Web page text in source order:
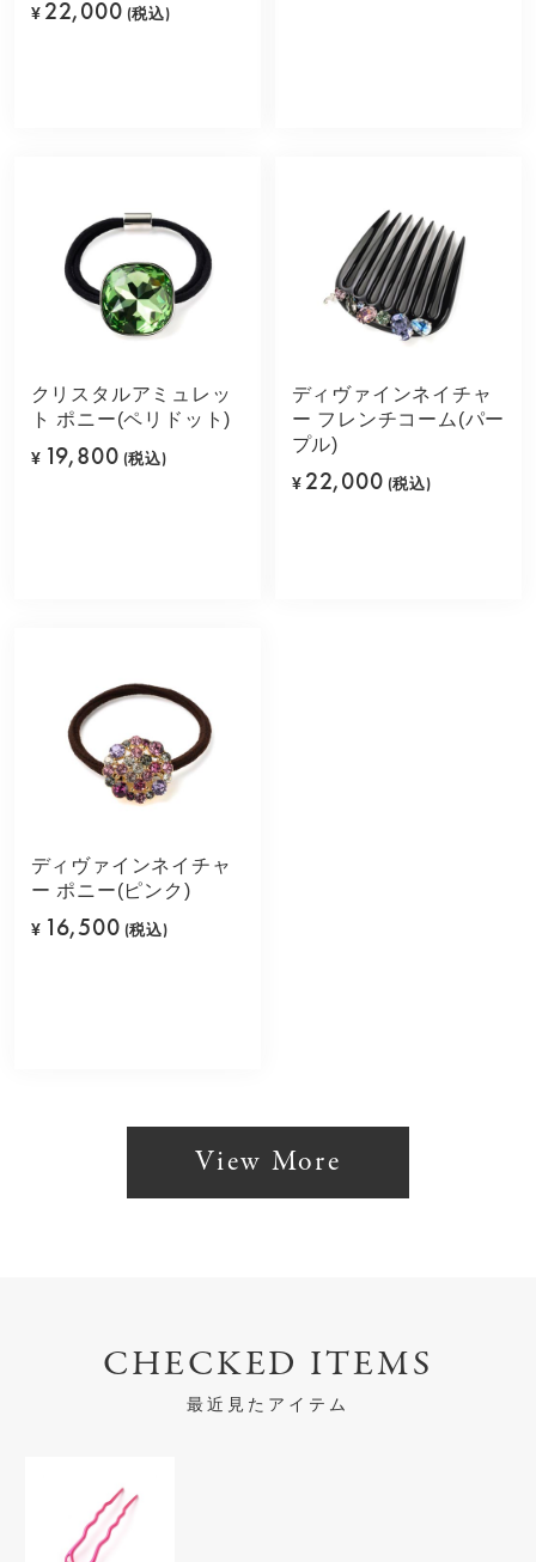
¥ 22,000 (税込)
クリスタルアミュレッ
ト ポニー(ペリドット)
¥ 19,800 (税込)
ディヴァインネイチャ
ー フレンチコーム(パー
プル)
¥ 22,000 (税込)
ディヴァインネイチャ
ー ポニー(ピンク)
¥ 16,500 (税込)
View More
CHECKED ITEMS
最近見たアイテム